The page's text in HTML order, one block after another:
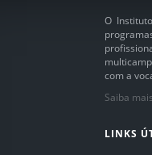
O
com a
Saiba mais
LINKS